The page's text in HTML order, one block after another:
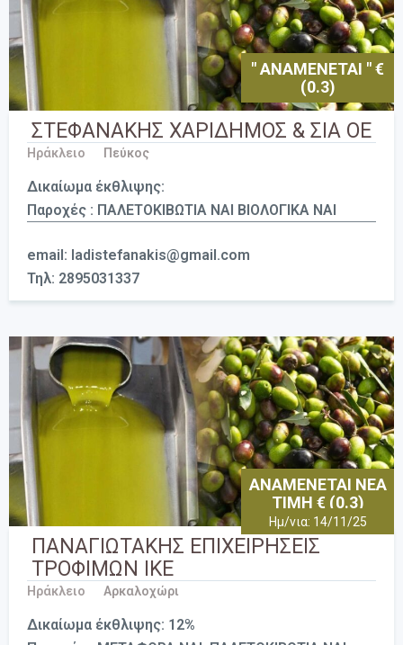
" ΑΝΑΜΕΝΕΤΑΙ " €
(0.3)
ΣΤΕΦΑΝΑΚΗΣ ΧΑΡΙΔΗΜΟΣ & ΣΙΑ ΟΕ
Ηράκλειο Πεύκος
Δικαίωμα έκθλιψης:
Παροχές : ΠΑΛΕΤΟΚΙΒΩΤΙΑ ΝΑΙ ΒΙΟΛΟΓΙΚΑ ΝΑΙ
email: ladistefanakis@gmail.com
Τηλ: 2895031337
ΑΝΑΜΕΝΕΤΑΙ ΝΕΑ
ΤΙΜΗ € (0.3)
Ημ/νια: 14/11/25
ΠΑΝΑΓΙΩΤΑΚΗΣ ΕΠΙΧΕΙΡΗΣΕΙΣ
ΤΡΟΦΙΜΩΝ ΙΚΕ
Ηράκλειο Αρκαλοχώρι
Δικαίωμα έκθλιψης: 12%